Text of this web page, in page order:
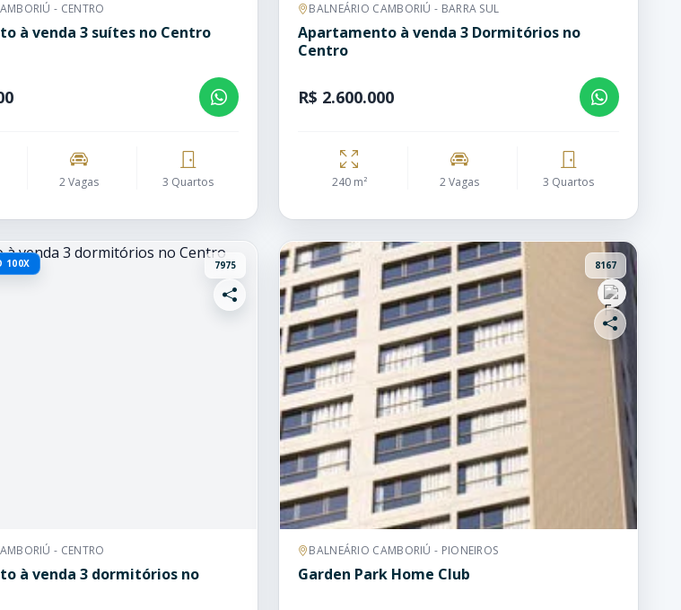
- CENTRO
à venda 3 suítes no Centro
2 Vagas 3 Quartos
BALNEÁRIO CAMBORIÚ - BARRA SUL
Apartamento à venda 3 Dormitórios no
Centro
R$ 2.600.000
240 m² 2 Vagas 3 Quartos
100X 7975
- CENTRO
à venda 3 dormitórios no
8167
BALNEÁRIO CAMBORIÚ - PIONEIROS
Garden Park Home Club